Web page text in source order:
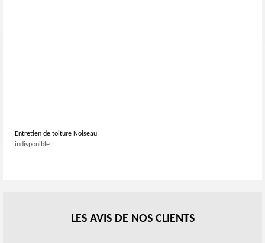
Entretien de toiture Noiseau
indisponible
LES AVIS DE NOS CLIENTS